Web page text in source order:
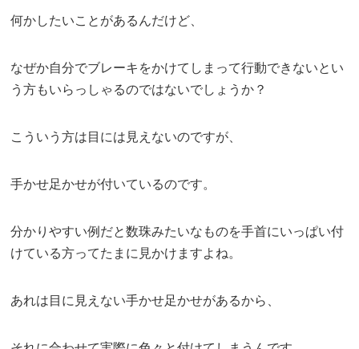
何かしたいことがあるんだけど、
なぜか自分でブレーキをかけてしまって行動できないとい
う方もいらっしゃるのではないでしょうか？
こういう方は目には見えないのですが、
手かせ足かせが付いているのです。
分かりやすい例だと数珠みたいなものを手首にいっぱい付
けている方ってたまに見かけますよね。
あれは目に見えない手かせ足かせがあるから、